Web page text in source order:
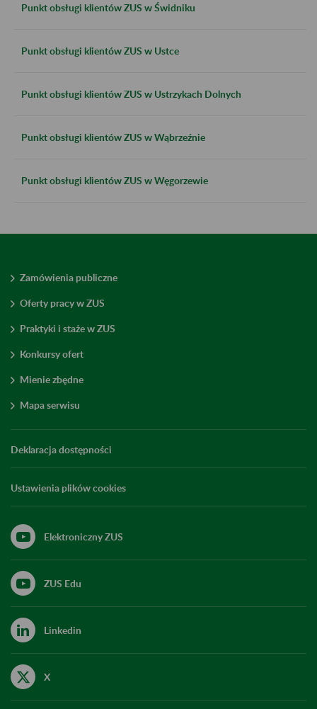
Punkt obsługi klientów ZUS w Świdniku
Punkt obsługi klientów ZUS w Ustce
Punkt obsługi klientów ZUS w Ustrzykach Dolnych
Punkt obsługi klientów ZUS w Wąbrzeźnie
Punkt obsługi klientów ZUS w Węgorzewie
Zamówienia publiczne
Oferty pracy w ZUS
Praktyki i staże w ZUS
Konkursy ofert
Mienie zbędne
Mapa serwisu
Deklaracja dostępności
Ustawienia plików cookies
Elektroniczny ZUS
ZUS Edu
Linkedin
X